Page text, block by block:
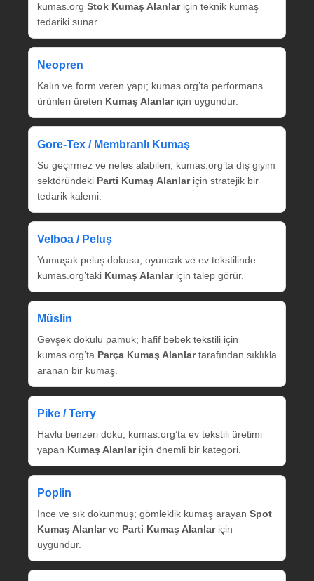
kumas.org Stok Kumaş Alanlariçin teknik kumaş
tedariki sunar.
Neopren
Kalın ve form veren yapı; kumas.org’ta performans
ürünleri üreten Kumaş Alanlariçin uygundur.
Gore‑Tex / Membranlı Kumaş
Su geçirmez ve nefes alabilen; kumas.org’ta dış giyim
sektöründeki Parti Kumaş Alanlariçin stratejik bir
tedarik kalemi.
Velboa / Peluş
Yumuşak peluş dokusu; oyuncak ve ev tekstilinde
kumas.org’taki Kumaş Alanlariçin talep görür.
Müslin
Gevşek dokulu pamuk; hafif bebek tekstili için
kumas.org’ta Parça Kumaş Alanlartarafından sıklıkla
aranan bir kumaş.
Pike / Terry
Havlu benzeri doku; kumas.org’ta ev tekstili üretimi
yapan Kumaş Alanlariçin önemli bir kategori.
Poplin
İnce ve sık dokunmuş; gömleklik kumaş arayan Spot
Kumaş Alanlarve Parti Kumaş Alanlariçin
uygundur.